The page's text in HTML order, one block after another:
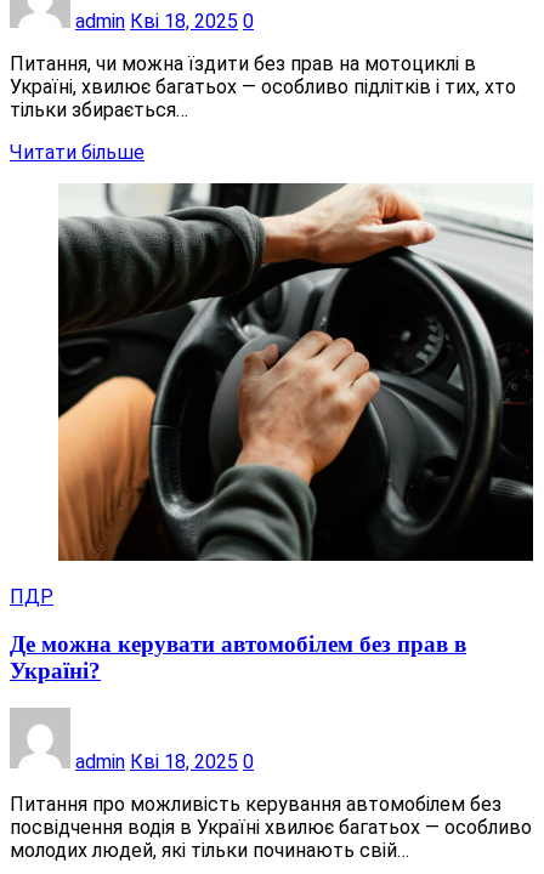
admin Кві 18, 2025 0
Питання, чи можна їздити без прав на мотоциклі в
Україні, хвилює багатьох — особливо підлітків і тих, хто
тільки збирається…
Читати більше
ПДР
Де можна керувати автомобілем без прав в
Україні?
admin Кві 18, 2025 0
Питання про можливість керування автомобілем без
посвідчення водія в Україні хвилює багатьох — особливо
молодих людей, які тільки починають свій…